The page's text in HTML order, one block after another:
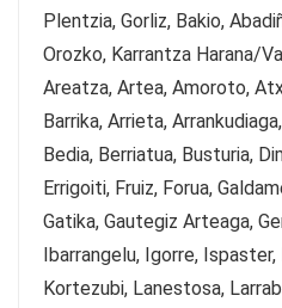
Plentzia, Gorliz, Bakio,
Orozko, Karrantza Harana/
Areatza, Artea, Amoroto,
Barrika, Arrieta,
Bedia, Berriatua, Busturia,
Errigoiti, Fruiz, Forua,
Gatika, Gautegiz Arteaga,
Ibarrangelu, Igorre,
Kortezubi, Lanestosa,